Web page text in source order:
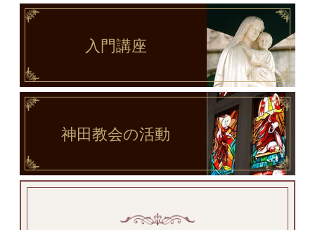
入門講座
神田教会の活動